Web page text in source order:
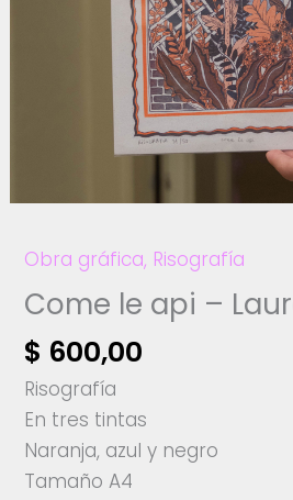
Obra gráfica, Risografía
Come le api –
$ 600,00
Risografía
En tres tintas
Naranja, azul y negro
Tamaño A4